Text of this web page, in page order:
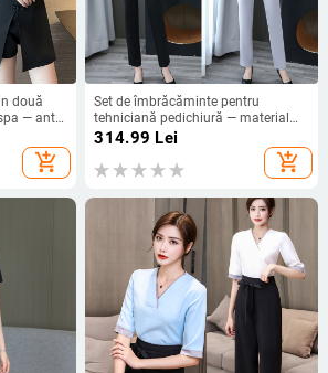
două
— anti-
add_shopping_cart
Set de îmbrăcăminte pentru
tehniciană pedichiură — material
care evacuează umezeala, țesătură
țesută, 30–50% Spandex, pantaloni
scurți, mâneci scurte, potrivit pentru
314.99 Lei
add_shopping_cart